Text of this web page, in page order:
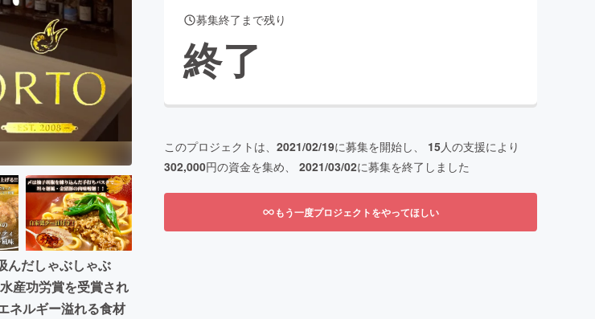
Social GoodCAMPFIRE Creation
さと納税
んだしゃぶしゃぶ
産功労賞を受賞され
ネルギー溢れる食材
募集終了まで残り
終了
このプロジェクトは、 2021/02/19に募集を開始し、 15人の支援により
302,000円の資金を集め、 2021/03/02に募集を終了しました
もう一度プロジェクトをやってほしい